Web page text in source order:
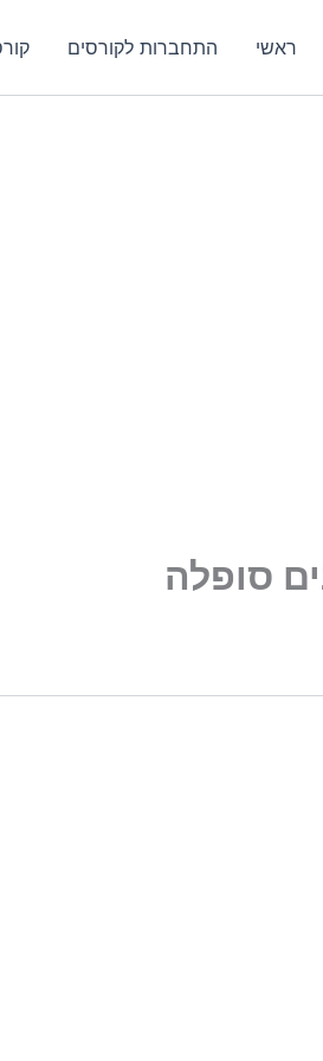
ראשי התחברות לקורסים
סופלה